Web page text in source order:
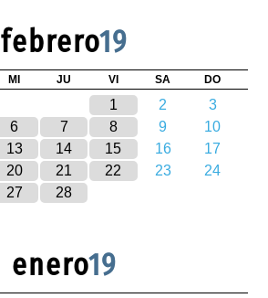
febrero19
MI JU VI SA DO
1 2
3
6 7 8 9
10
13 14 15 16
17
20 21 22 23
24
27 28
enero19